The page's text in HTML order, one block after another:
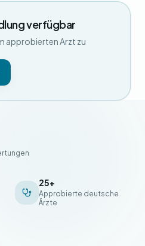
verfügbar
approbierten Arzt zu
25+
Approbierte deutsche
Ärzte